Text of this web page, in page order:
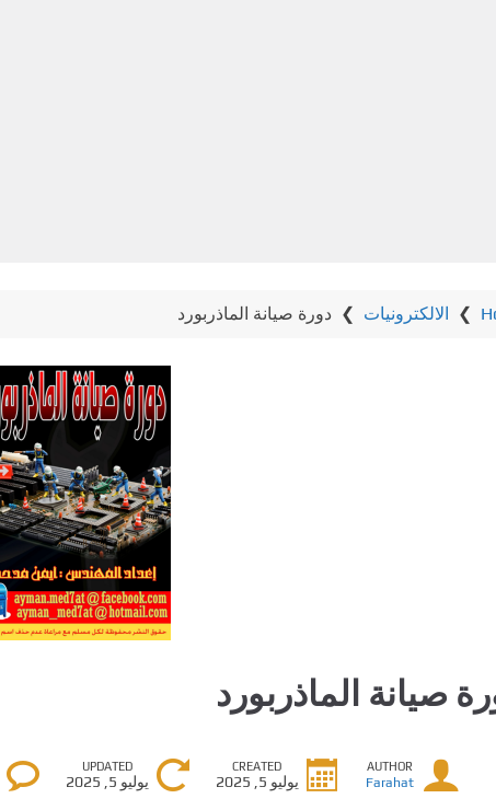
❯ الالكترونيات ❯دورة صيانة الماذربورد
صيانة الماذربورد
AUTHOR
Farahat
CREATED
يوليو 5, 2025
UPDATED
يوليو 5, 2025